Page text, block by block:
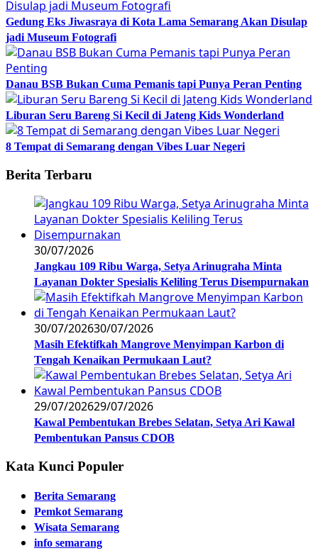
Gedung Eks Jiwasraya di Kota Lama Semarang Akan Disulap
jadi Museum Fotografi
Danau BSB Bukan Cuma Pemanis tapi Punya Peran Penting
Liburan Seru Bareng Si Kecil di Jateng Kids Wonderland
8 Tempat di Semarang dengan Vibes Luar Negeri
Berita Terbaru
30/07/2026
Jangkau 109 Ribu Warga, Setya Arinugraha Minta
Layanan Dokter Spesialis Keliling Terus Disempurnakan
30/07/202630/07/2026
Masih Efektifkah Mangrove Menyimpan Karbon di
Tengah Kenaikan Permukaan Laut?
29/07/202629/07/2026
Kawal Pembentukan Brebes Selatan, Setya Ari Kawal
Pembentukan Pansus CDOB
Kata Kunci Populer
Berita Semarang
Pemkot Semarang
Wisata Semarang
info semarang